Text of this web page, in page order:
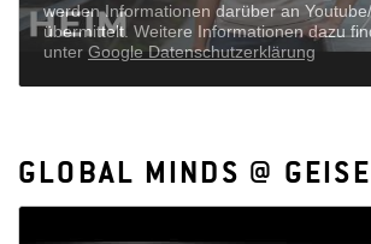
steigern.
GLOBAL MINDS @